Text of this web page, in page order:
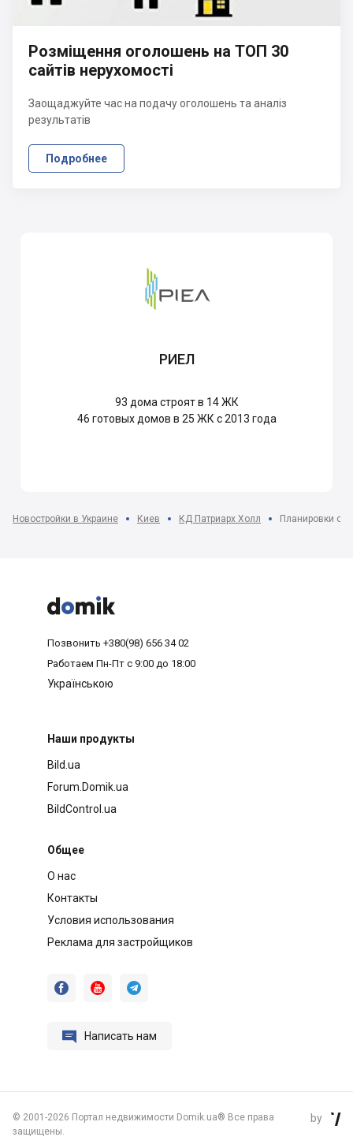
Розміщення оголошень на ТОП 30
сайтів нерухомості
Заощаджуйте час на подачу оголошень та аналіз
результатів
Подробнее
РИЕЛ
93 дома строят в 14 ЖК
46 готовых домов в 25 ЖК с 2013 года
Новостройки в Украине Киев КД Патриарх Холл Планировки



Позвонить +380(98) 656 34 02
Работаем Пн-Пт с 9:00 до 18:00
Українською
Наши продукты
Bild.ua
Forum.Domik.ua
BildControl.ua
Общее
О нас
Контакты
Условия использования
Реклама для застройщиков
  
 Написать нам
© 2001-2026 Портал недвижимости Domik.ua® Все права
защищены.
by 